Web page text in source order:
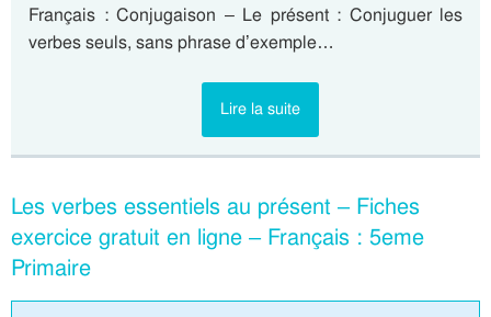
Français : Conjugaison – Le présent : Conjuguer les
verbes seuls, sans phrase d’exemple…
Lire la suite
Les verbes essentiels au présent – Fiches
exercice gratuit en ligne – Français : 5eme
Primaire